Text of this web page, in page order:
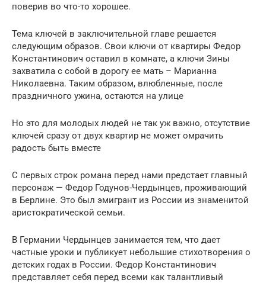
поверив во что-то хорошее.
Тема ключей в заключительной главе решается
следующим образов. Свои ключи от квартиры Федор
Константинович оставил в комнате, а ключи Зины
захватила с собой в дорогу ее мать – Марианна
Николаевна. Таким образом, влюбленные, после
праздничного ужина, остаются на улице
Но это для молодых людей не так уж важно, отсутствие
ключей сразу от двух квартир не может омрачить
радость быть вместе
С первых строк романа перед нами предстает главный
персонаж — Федор Годунов-Чердынцев, проживающий
в Берлине. Это был эмигрант из России из знаменитой
аристократической семьи.
В Германии Чердынцев занимается тем, что дает
частные уроки и публикует небольшие стихотворения о
детских годах в России. Федор Константинович
представляет себя перед всеми как талантливый